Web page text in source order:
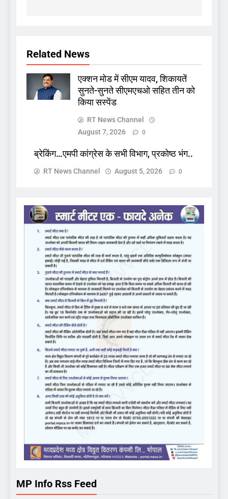
Related News
एक्शन मोड में सीएम यादव, शिकायतें
सुनते-सुनते सीएमएचओ सहित तीन को
किया सस्पेंड
RT News Channel
August 7, 2026
0
ब्रेकिंग…एमपी कांग्रेस के सभी विभाग, प्रकोष्ठ भंग..
RT News Channel August 5, 2026 0
MP Info Rss Feed